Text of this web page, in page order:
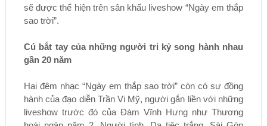
sẽ được thể hiện trên sân khấu liveshow “Ngày em thắp
sao trời”.
Cú bắt tay của những người tri kỷ song hành nhau
gần 20 năm
Hai đêm nhạc “Ngày em thắp sao trời” còn có sự đồng
hành của đạo diễn Trần Vi Mỹ, người gắn liền với những
liveshow trước đó của Đàm Vĩnh Hưng như Thương